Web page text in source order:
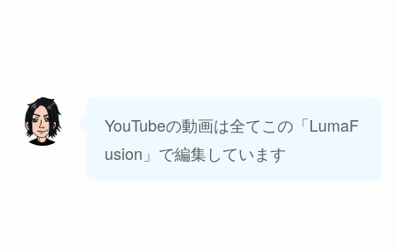
YouTubeの動画は全てこの「LumaF
usion」で編集しています